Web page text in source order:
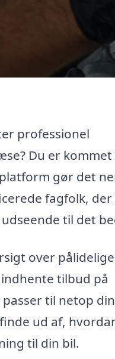
professionel
Du er
gør det
fagfolk, der
til det
over
tilbud på
til netop
ud af,
til din bil.